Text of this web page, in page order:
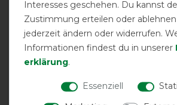
Waldhausen Safe-Gum
für T-Verschlüsse -
silbergrau - 6 Stück
vorher 12,90 €
11,25 € *
ARTIKEL MERKEN
Care
vorher
Interesses geschehen. Du kannst
Zustimmung erteilen oder
jederzeit ändern oder widerrufen.
Informationen findest du in unserer
erklärung.
Essenziell